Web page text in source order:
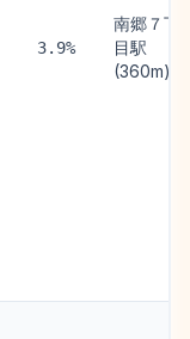
3.9%
南郷７丁
目駅
(360m)